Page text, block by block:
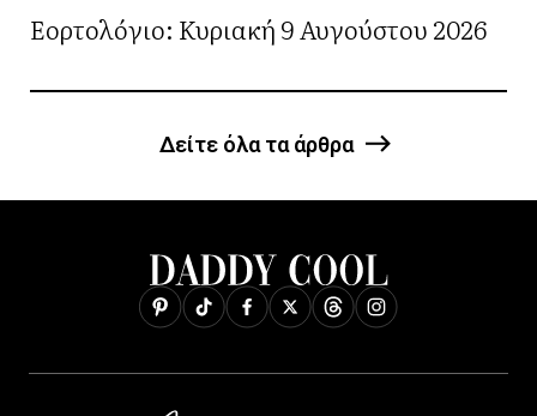
Εορτολόγιο: Κυριακή 9 Αυγούστου 2026
Δείτε όλα τα άρθρα